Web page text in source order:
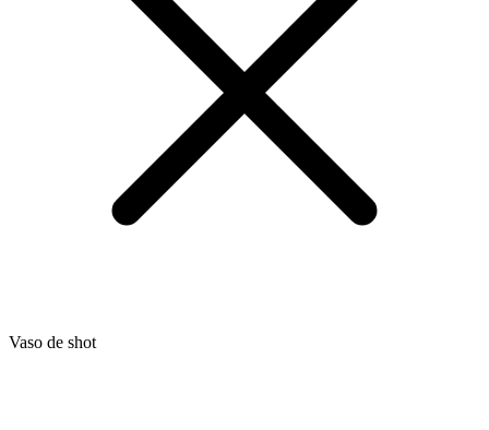
Vaso de shot